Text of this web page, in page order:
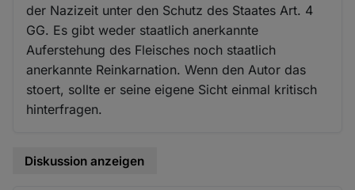
der Nazizeit unter den Schutz des Staates Art. 4
GG. Es gibt weder staatlich anerkannte
Auferstehung des Fleisches noch staatlich
anerkannte Reinkarnation. Wenn den Autor das
stoert, sollte er seine eigene Sicht einmal kritisch
hinterfragen.
Diskussion anzeigen